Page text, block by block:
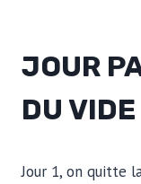
JOUR
DU VIDE
Jour 1, on quitte